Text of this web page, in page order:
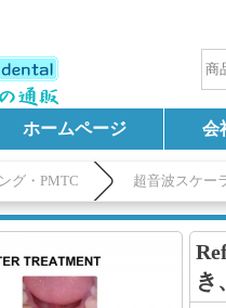
ホームページ 会
グ・PMTC 超音波スケー
き